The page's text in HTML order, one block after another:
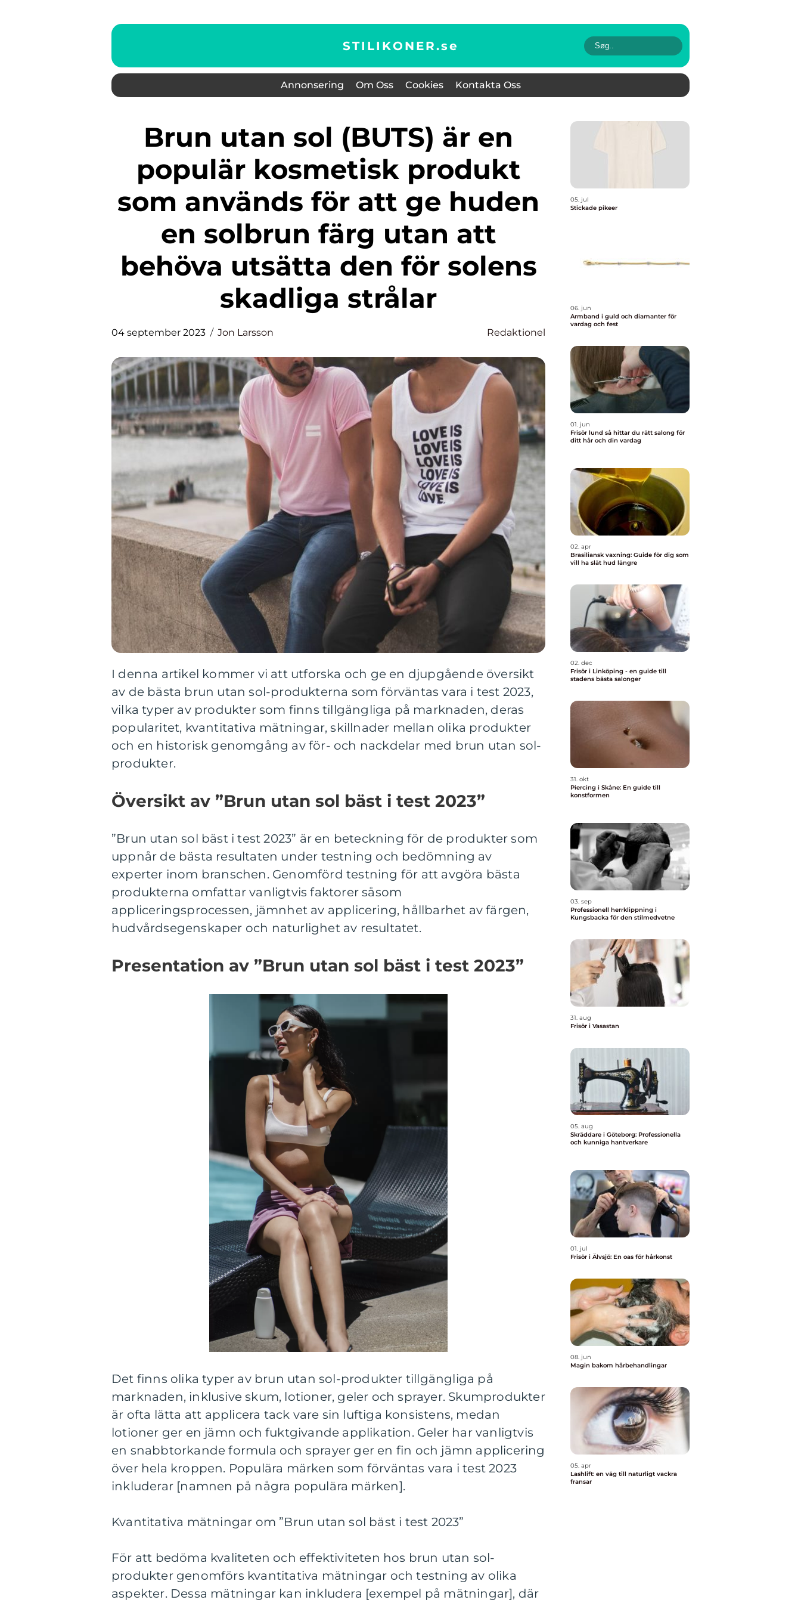
STILIKONER.se
Annonsering Om Oss Cookies Kontakta Oss
Brun utan sol (BUTS) är en
populär kosmetisk produkt
som används för att ge huden
en solbrun färg utan att
behöva utsätta den för solens
skadliga strålar
04 september 2023 Jon Larsson Redaktionel
I denna artikel kommer vi att utforska och ge en djupgående översikt
av de bästa brun utan sol-produkterna som förväntas vara i test 2023,
vilka typer av produkter som finns tillgängliga på marknaden, deras
popularitet, kvantitativa mätningar, skillnader mellan olika produkter
och en historisk genomgång av för- och nackdelar med brun utan sol-
produkter.
Översikt av ”Brun utan sol bäst i test 2023”
”Brun utan sol bäst i test 2023” är en beteckning för de produkter som
uppnår de bästa resultaten under testning och bedömning av
experter inom branschen. Genomförd testning för att avgöra bästa
produkterna omfattar vanligtvis faktorer såsom
appliceringsprocessen, jämnhet av applicering, hållbarhet av färgen,
hudvårdsegenskaper och naturlighet av resultatet.
Presentation av ”Brun utan sol bäst i test 2023”
Det finns olika typer av brun utan sol-produkter tillgängliga på
marknaden, inklusive skum, lotioner, geler och sprayer. Skumprodukter
är ofta lätta att applicera tack vare sin luftiga konsistens, medan
lotioner ger en jämn och fuktgivande applikation. Geler har vanligtvis
en snabbtorkande formula och sprayer ger en fin och jämn applicering
över hela kroppen. Populära märken som förväntas vara i test 2023
inkluderar [namnen på några populära märken].
Kvantitativa mätningar om ”Brun utan sol bäst i test 2023”
För att bedöma kvaliteten och effektiviteten hos brun utan sol-
produkter genomförs kvantitativa mätningar och testning av olika
aspekter. Dessa mätningar kan inkludera [exempel på mätningar], där
05. jul
Stickade pikeer
06. jun
Armband i guld och diamanter för
vardag och fest
01. jun
Frisör lund så hittar du rätt salong för
ditt hår och din vardag
02. apr
Brasiliansk vaxning: Guide för dig som
vill ha slät hud längre
02. dec
Frisör i Linköping - en guide till
stadens bästa salonger
31. okt
Piercing i Skåne: En guide till
konstformen
03. sep
Professionell herrklippning i
Kungsbacka för den stilmedvetne
31. aug
Frisör i Vasastan
05. aug
Skräddare i Göteborg: Professionella
och kunniga hantverkare
01. jul
Frisör i Älvsjö: En oas för hårkonst
08. jun
Magin bakom hårbehandlingar
05. apr
Lashlift: en väg till naturligt vackra
fransar